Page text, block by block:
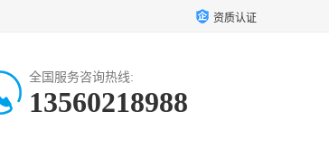
资质认证
全国服务咨询热线:
13560218988